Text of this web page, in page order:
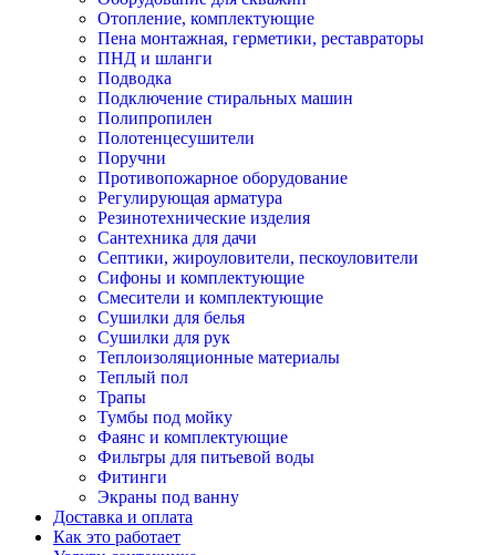
Отопление, комплектующие
Пена монтажная, герметики, реставраторы
ПНД и шланги
Подводка
Подключение стиральных машин
Полипропилен
Полотенцесушители
Поручни
Противопожарное оборудование
Регулирующая арматура
Резинотехнические изделия
Сантехника для дачи
Септики, жироуловители, пескоуловители
Сифоны и комплектующие
Смесители и комплектующие
Сушилки для белья
Сушилки для рук
Теплоизоляционные материалы
Теплый пол
Трапы
Тумбы под мойку
Фаянс и комплектующие
Фильтры для питьевой воды
Фитинги
Экраны под ванну
Доставка и оплата
Как это работает